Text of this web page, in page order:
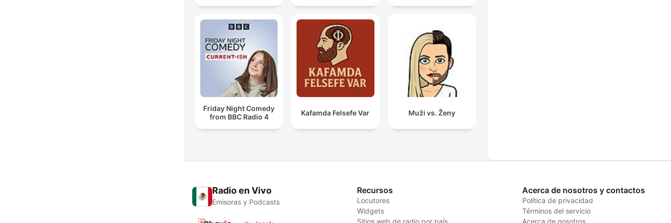
Friday Night Comedy
from BBC Radio 4
Kafamda Felsefe Var Muži vs. Ženy
Radio en Vivo
Emisoras y Podcasts
Recursos
Locutores
Widgets
Sitios web de radio por país
Acerca de nosotros y contactos
Política de privacidad
Términos del servicio
Acerca de nosotros